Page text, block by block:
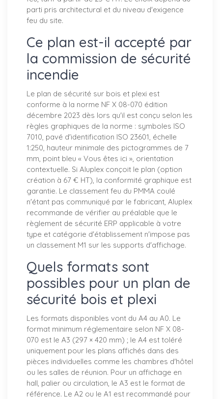
parti pris architectural et du niveau d'exigence
feu du site.
Ce plan est-il accepté par
la commission de sécurité
incendie
Le plan de sécurité sur bois et plexi est
conforme à la norme NF X 08-070 édition
décembre 2023 dès lors qu'il est conçu selon les
règles graphiques de la norme : symboles ISO
7010, pavé d'identification ISO 23601, échelle
1:250, hauteur minimale des pictogrammes de 7
mm, point bleu « Vous êtes ici », orientation
contextuelle. Si Aluplex conçoit le plan (option
création à 67 € HT), la conformité graphique est
garantie. Le classement feu du PMMA coulé
n'étant pas communiqué par le fabricant, Aluplex
recommande de vérifier au préalable que le
règlement de sécurité ERP applicable à votre
type et catégorie d'établissement n'impose pas
un classement M1 sur les supports d'affichage.
Quels formats sont
possibles pour un plan de
sécurité bois et plexi
Les formats disponibles vont du A4 au A0. Le
format minimum réglementaire selon NF X 08-
070 est le A3 (297 × 420 mm) ; le A4 est toléré
uniquement pour les plans affichés dans des
pièces individuelles comme les chambres d'hôtel
ou les salles de réunion. Pour un affichage en
hall, palier ou circulation, le A3 est le format de
référence. Le A2 ou le A1 est recommandé pour